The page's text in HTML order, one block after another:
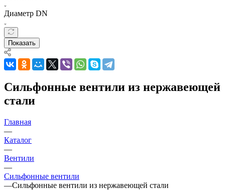
Диаметр DN
Показать
Сильфонные вентили из нержавеющей
стали
Главная
—
Каталог
—
Вентили
—
Сильфонные вентили
—Сильфонные вентили из нержавеющей стали